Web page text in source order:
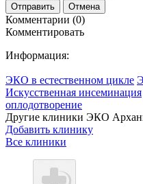
Отправить Отмена
Комментарии (0)
Комментировать
Информация:
ЭКО в естественном цикле
Искусственная инсеминация
оплодотворение
Другие клиники ЭКО
Добавить клинику
Все клиники